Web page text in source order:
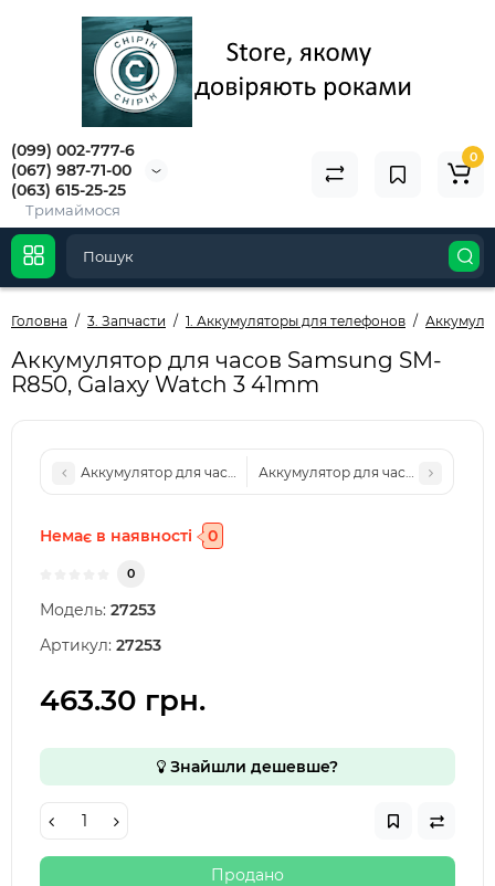
(099) 002-777-6
(067) 987-71-00
(063) 615-25-25
Тримаймося
0
Головна 3. Запчасти 1. Аккумуляторы для телефонов
Аккумулятор для часов Samsung SM-
R850, Galaxy Watch 3 41mm
Аккумулятор для часов Samsung SM-R840, Galaxy Watch 3
Аккумулятор для часов
Немає в наявності 0
0
Модель: 27253
Артикул: 27253
463.30 грн.
Знайшли дешевше?
Продано